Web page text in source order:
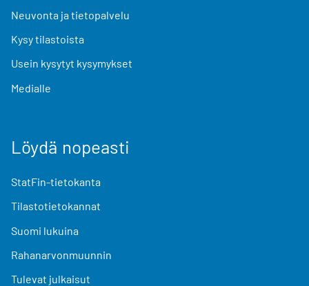
Neuvonta ja tietopalvelu
Kysy tilastoista
Usein kysytyt kysymykset
Medialle
Löydä nopeasti
StatFin-tietokanta
Tilastotietokannat
Suomi lukuina
Rahanarvonmuunnin
Tulevat julkaisut